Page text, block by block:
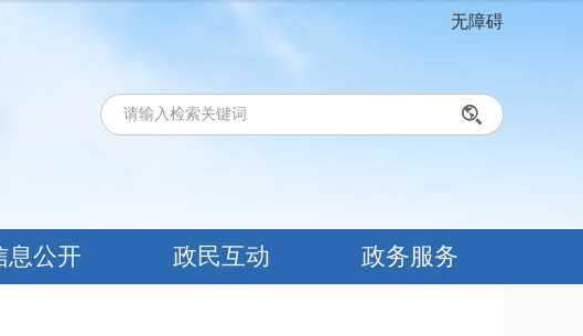
无障碍
息公开 政民互动 政务服务